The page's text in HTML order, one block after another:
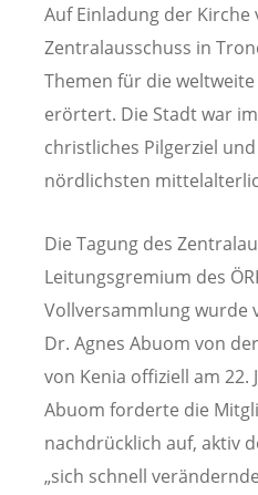
Auf Einladung der
Zentralausschuss in
Themen für die
erörtert. Die Stadt war
christliches Pilgerziel
nördlichsten
Die Tagung des
Leitungsgremium des
Vollversammlung wurde
Dr. Agnes Abuom von
von Kenia offiziell am 22.
Abuom forderte die
nachdrücklich auf, aktiv
„sich schnell